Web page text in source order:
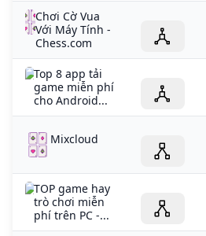
Chơi Cờ Vua
Với Máy Tính -
Chess.com
Top 8 app tải
game miễn phí
cho Android...
Mixcloud
TOP game hay
trò chơi miễn
phí trên PC -...